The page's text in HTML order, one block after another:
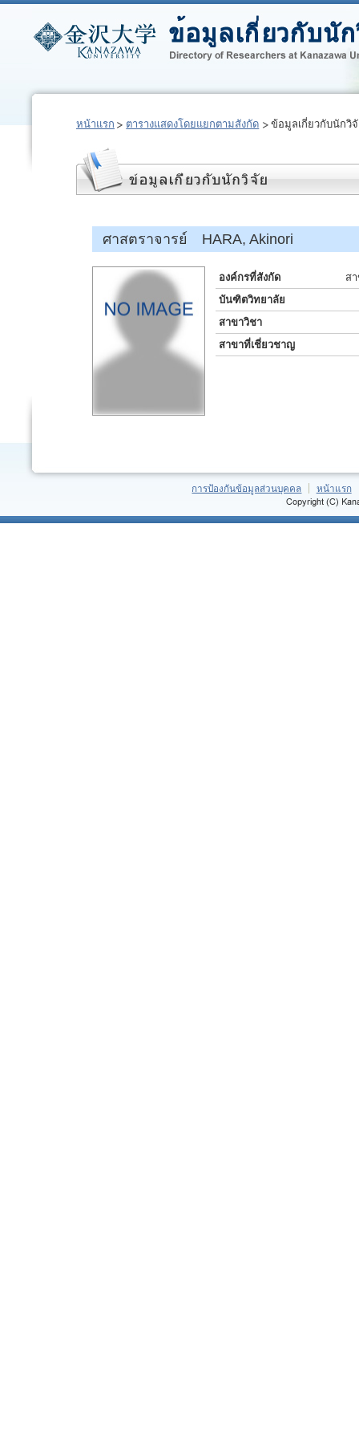
หน้าแรก ตารางแสดงโดยแยกตามสังกัด ข้อมูลเกี่ยวกับนักวิ
ศาสตราจารย์ HARA, Akinori
องค์กรที่สังกัด
ส
บันฑิตวิทยาลัย
สาขาวิชา
สาขาที่เชี่ยวชาญ
การป้องกันข้อมูลส่วนบุคคล หน้าแรก